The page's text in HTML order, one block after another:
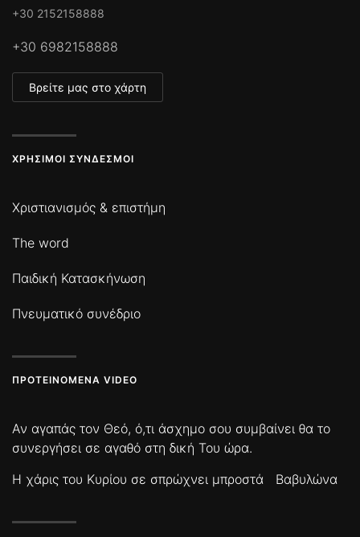
+30 2152158888
+30 6982158888
Βρείτε μας στο χάρτη
ΧΡΉΣΙΜΟΙ ΣΎΝΔΕΣΜΟΙ
Χριστιανισμός & επιστήμη
The word
Παιδική Κατασκήνωση
Πνευματικό συνέδριο
ΠΡΟΤΕΙΝΌΜΕΝΑ VIDEO
Αν αγαπάς τον Θεό, ό,τι άσχημο σου συμβαίνει θα το
συνεργήσει σε αγαθό στη δική Του ώρα.
Η χάρις του Κυρίου σε σπρώχνει μπροστά
Βαβυλώνα